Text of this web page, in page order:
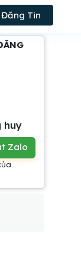
Đăng Tin
huy
Zalo